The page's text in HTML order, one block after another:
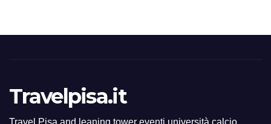
Travelpisa.it